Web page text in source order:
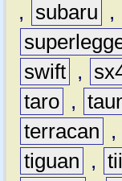
,
subaru ,
swift ,
taro ,
terracan
,
tiguan
,